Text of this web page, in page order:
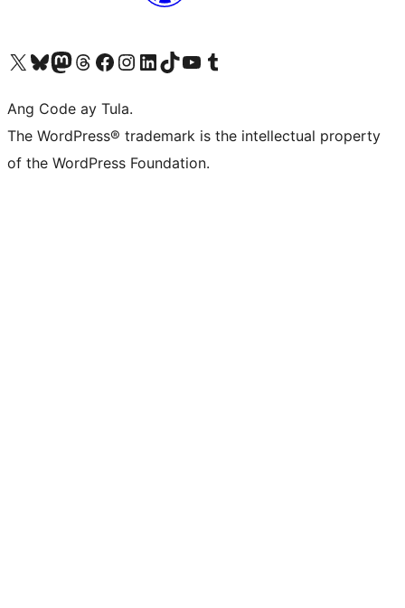
Visit our X (formerly Twitter) account
Bisitahin ang aming Bluesky account
Visit our Mastodon account
Bisitahin ang aming Threads account
Visit our Facebook page
Visit our Instagram account
Visit our LinkedIn account
Bisitahin ang aming TikTok account
Visit our YouTube channel
Bisitahin ang aming Tumblr account
Ang Code ay Tula.
The WordPress® trademark is the intellectual property
of the WordPress Foundation.